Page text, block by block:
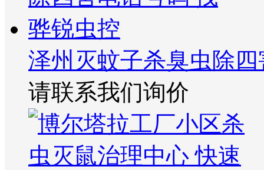
泽州灭蚊子杀臭虫除
请联系我们询价